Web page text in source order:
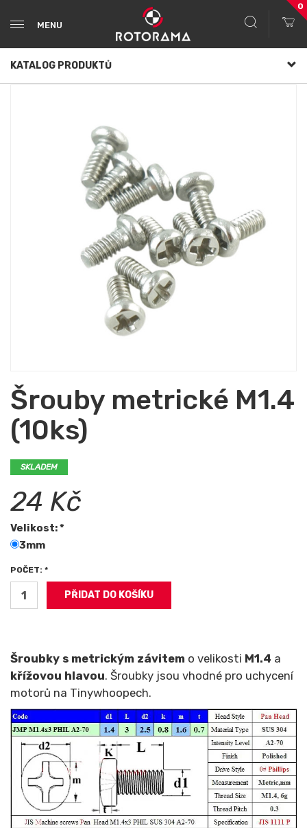
MENU
0
KATALOG PRODUKTŮ
Šrouby metrické M1.4
(10ks)
SKLADEM
24 Kč
Velikost: *
3mm
POČET: *
Šroubky s metrickým závitem o velikosti M1.4 a
křížovou hlavou. Šroubky jsou vhodné pro uchycení
motorů na Tinywhoopech.